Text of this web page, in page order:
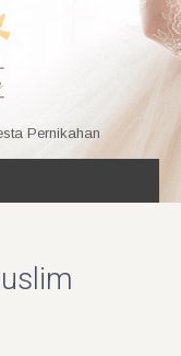
Pernikahan